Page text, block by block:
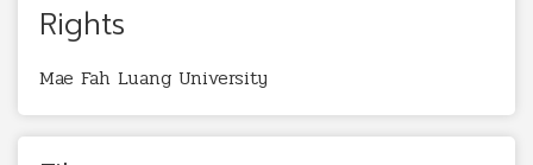
Rights
Mae Fah Luang University